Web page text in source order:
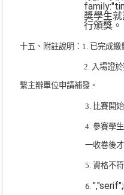
獎學生
行頒獎。
十五、附註說明： 1. 已完成繳
2. 入場證
繫主辦單位申請補發。
3. 比賽開
4.參賽學
一收卷後
5.資格不
6.